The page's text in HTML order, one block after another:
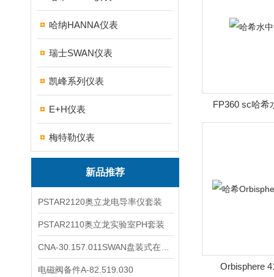
哈纳HANNA仪表
瑞士SWAN仪表
凯峰系列仪表
E+H仪表
梅特勒仪表
新品推荐
PSTAR2120奥立龙电导率仪套装
PSTAR2110奥立龙实验室PH套装
电磁阀备件A-82.519.030
FP360 sc哈希
Orbisphere